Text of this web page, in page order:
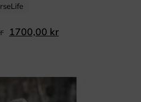
1700,00 kr